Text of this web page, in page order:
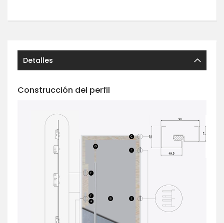
Detalles
Construcción del perfil